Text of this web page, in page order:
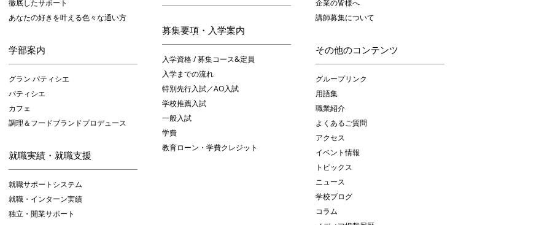
徹底したサポート
あなたの好きを叶える⾊々な通い⽅
学部案内
グラン パティシエ
パティシエ
カフェ
調理＆フードブランドプロデュース
就職実績・就職支援
就職サポートシステム
就職・インターン実績
独立・開業サポート
募集要項・入学案内
入学資格 / 募集コース&定員
入学までの流れ
特別先行入試／AO入試
学校推薦入試
一般入試
学費
教育ローン・学費クレジット
企業の皆様へ
講師募集について
その他のコンテンツ
グループリンク
用語集
職業紹介
よくあるご質問
アクセス
イベント情報
トピックス
ニュース
学校ブログ
コラム